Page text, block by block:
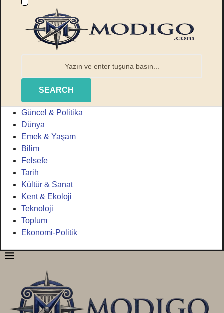
SEARCH
Güncel & Politika
Dünya
Emek & Yaşam
Bilim
Felsefe
Tarih
Kültür & Sanat
Kent & Ekoloji
Teknoloji
Toplum
Ekonomi-Politik